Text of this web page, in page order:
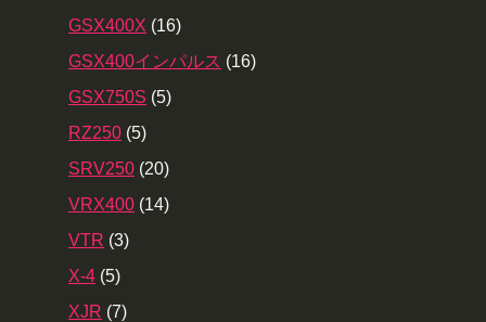
GSX400X (16)
GSX400インパルス (16)
GSX750S (5)
RZ250 (5)
SRV250 (20)
VRX400 (14)
VTR (3)
X-4 (5)
XJR (7)